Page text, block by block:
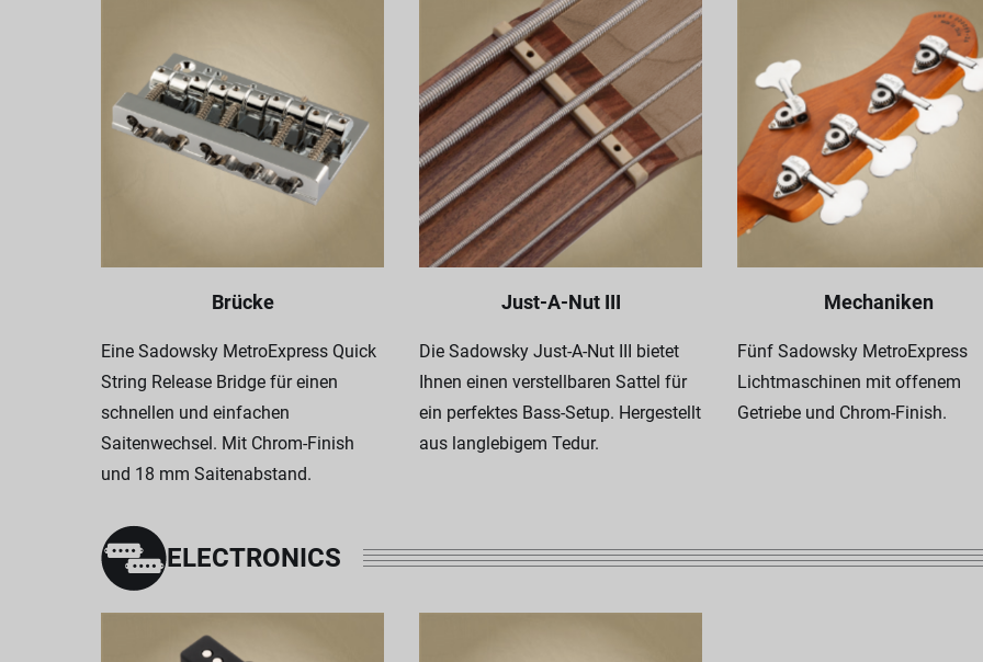
Brücke
Eine Sadowsky MetroExpress Quick
String Release Bridge für einen
schnellen und einfachen
Saitenwechsel. Mit Chrom-Finish
und 18 mm Saitenabstand.
Just-A-Nut III
Die Sadowsky Just-A-Nut III bietet
Ihnen einen verstellbaren Sattel für
ein perfektes Bass-Setup. Hergestellt
aus langlebigem Tedur.
Mechaniken
Fünf Sadowsky MetroExpress
Lichtmaschinen mit offenem
Getriebe und Chrom-Finish.
ELECTRONICS